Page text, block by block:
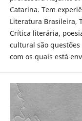
Catarina. Tem
Literatura Brasileira,
Crítica literária,
cultural são
com os quais está